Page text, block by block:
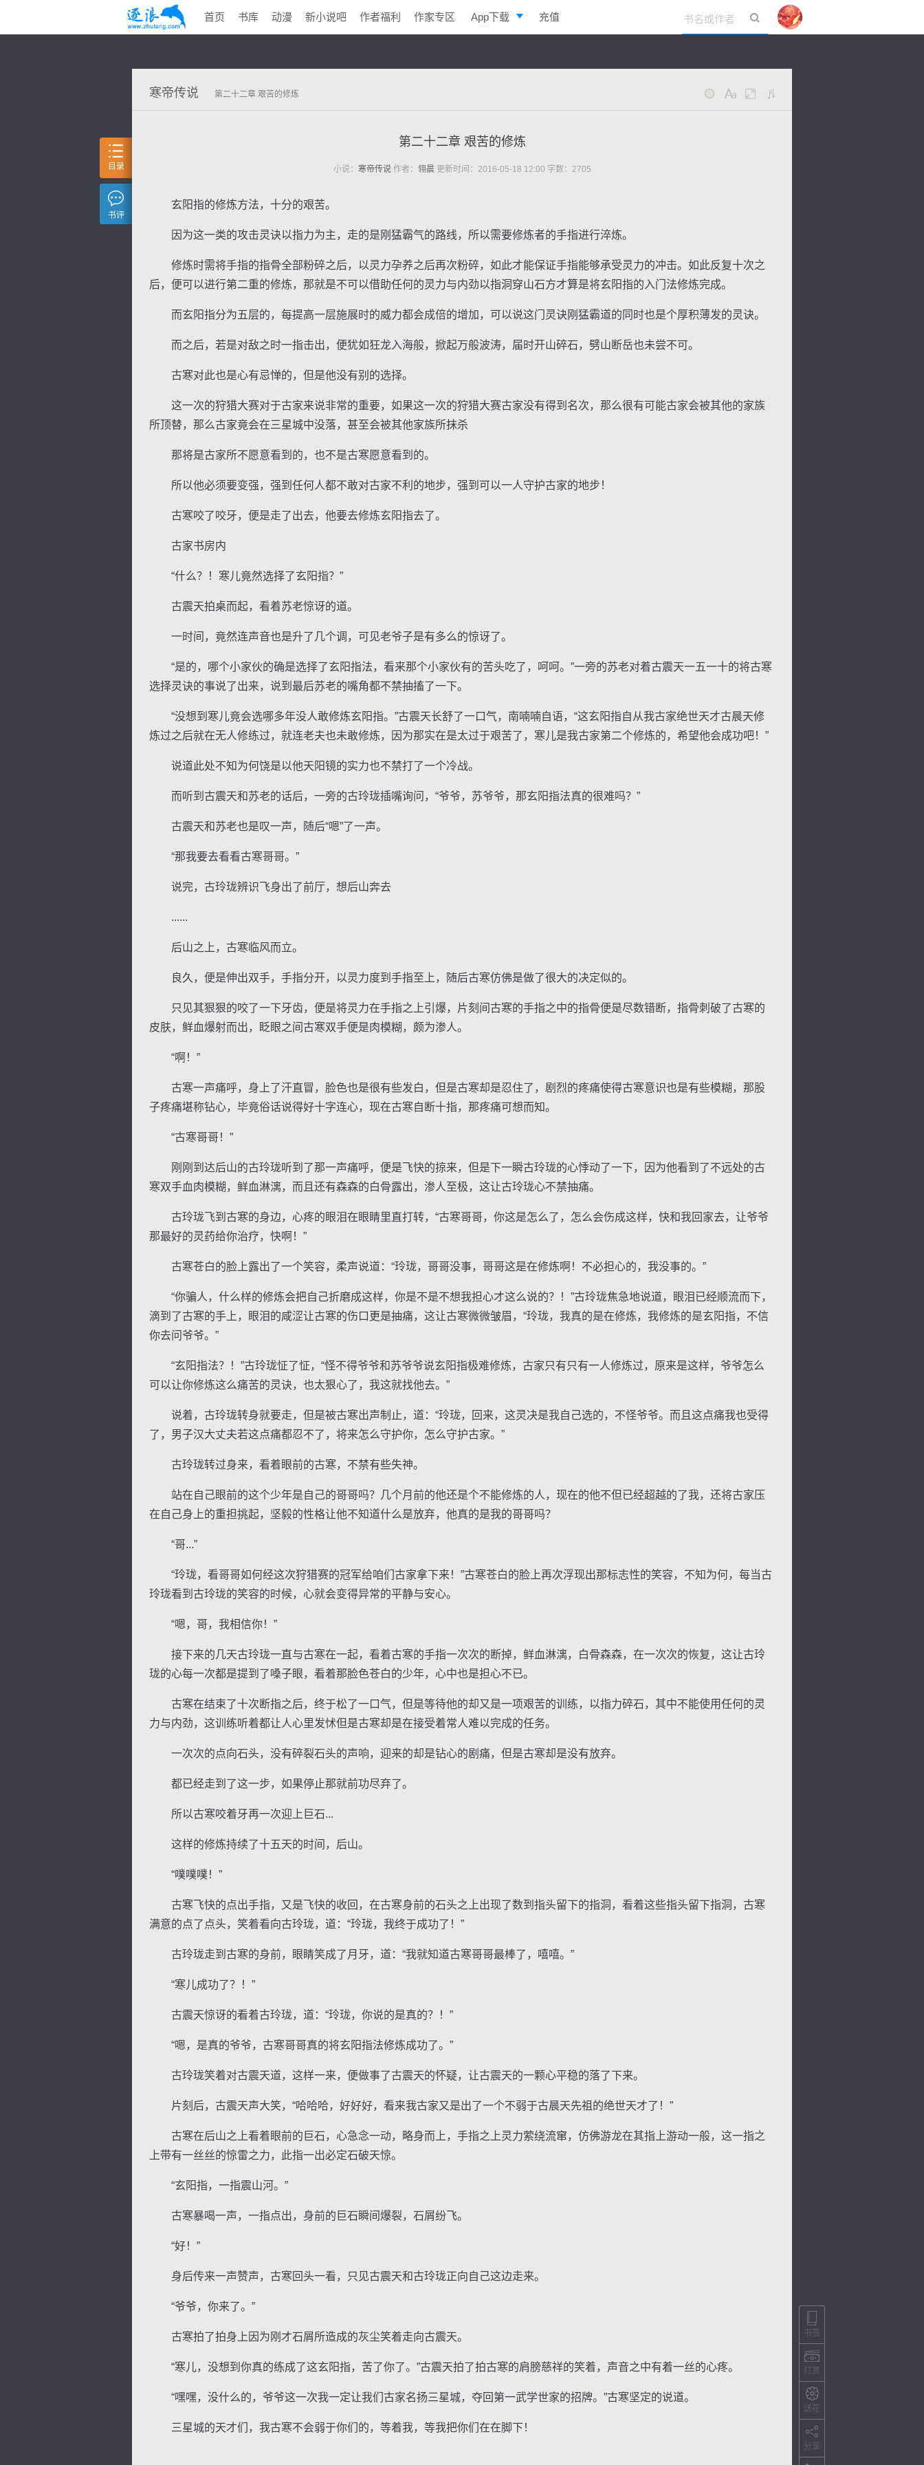
首页 书库 动漫 新小说吧 作者福利 作家专区 App下载 充值
寒帝传说 第二十二章 艰苦的修炼
号 度 动
第二十二章 艰苦的修炼
小说： 寒帝传说作者： 翎晨更新时间：2016-05-18 12:00 字数：2705
玄阳指的修炼方法，十分的艰苦。
因为这一类的攻击灵诀以指力为主，走的是刚猛霸气的路线，所以需要修炼者的手指进行淬炼。
修炼时需将手指的指骨全部粉碎之后，以灵力孕养之后再次粉碎，如此才能保证手指能够承受灵力的冲击。如此反复十次之
后，便可以进行第二重的修炼，那就是不可以借助任何的灵力与内劲以指洞穿山石方才算是将玄阳指的入门法修炼完成。
而玄阳指分为五层的，每提高一层施展时的威力都会成倍的增加，可以说这门灵诀刚猛霸道的同时也是个厚积薄发的灵诀。
而之后，若是对敌之时一指击出，便犹如狂龙入海般，掀起万般波涛，届时开山碎石，劈山断岳也未尝不可。
古寒对此也是心有忌惮的，但是他没有别的选择。
这一次的狩猎大赛对于古家来说非常的重要，如果这一次的狩猎大赛古家没有得到名次，那么很有可能古家会被其他的家族
所顶替，那么古家竟会在三星城中没落，甚至会被其他家族所抹杀
那将是古家所不愿意看到的，也不是古寒愿意看到的。
所以他必须要变强，强到任何人都不敢对古家不利的地步，强到可以一人守护古家的地步！
古寒咬了咬牙，便是走了出去，他要去修炼玄阳指去了。
古家书房内
“什么？！寒儿竟然选择了玄阳指？”
古震天拍桌而起，看着苏老惊讶的道。
一时间，竟然连声音也是升了几个调，可见老爷子是有多么的惊讶了。
“是的，哪个小家伙的确是选择了玄阳指法，看来那个小家伙有的苦头吃了，呵呵。”一旁的苏老对着古震天一五一十的将古寒
选择灵诀的事说了出来，说到最后苏老的嘴角都不禁抽搐了一下。
“没想到寒儿竟会选哪多年没人敢修炼玄阳指。”古震天长舒了一口气，南喃喃自语，“这玄阳指自从我古家绝世天才古晨天修
炼过之后就在无人修练过，就连老夫也未敢修炼，因为那实在是太过于艰苦了，寒儿是我古家第二个修炼的，希望他会成功吧！”
说道此处不知为何饶是以他天阳镜的实力也不禁打了一个冷战。
而听到古震天和苏老的话后，一旁的古玲珑插嘴询问，“爷爷，苏爷爷，那玄阳指法真的很难吗？”
古震天和苏老也是叹一声，随后“嗯”了一声。
“那我要去看看古寒哥哥。”
说完，古玲珑辨识飞身出了前厅，想后山奔去
......
后山之上，古寒临风而立。
良久，便是伸出双手，手指分开，以灵力度到手指至上，随后古寒仿佛是做了很大的决定似的。
只见其狠狠的咬了一下牙齿，便是将灵力在手指之上引爆，片刻间古寒的手指之中的指骨便是尽数错断，指骨刺破了古寒的
皮肤，鲜血爆射而出，眨眼之间古寒双手便是肉模糊，颇为渗人。
“啊！”
古寒一声痛呼，身上了汗直冒，脸色也是很有些发白，但是古寒却是忍住了，剧烈的疼痛使得古寒意识也是有些模糊，那股
子疼痛堪称钻心，毕竟俗话说得好十字连心，现在古寒自断十指，那疼痛可想而知。
“古寒哥哥！”
刚刚到达后山的古玲珑听到了那一声痛呼，便是飞快的掠来，但是下一瞬古玲珑的心悸动了一下，因为他看到了不远处的古
寒双手血肉模糊，鲜血淋漓，而且还有森森的白骨露出，渗人至极，这让古玲珑心不禁抽痛。
古玲珑飞到古寒的身边，心疼的眼泪在眼睛里直打转，“古寒哥哥，你这是怎么了，怎么会伤成这样，快和我回家去，让爷爷
那最好的灵药给你治疗，快啊！”
古寒苍白的脸上露出了一个笑容，柔声说道：“玲珑，哥哥没事，哥哥这是在修炼啊！不必担心的，我没事的。”
“你骗人，什么样的修炼会把自己折磨成这样，你是不是不想我担心才这么说的？！”古玲珑焦急地说道，眼泪已经顺流而下，
滴到了古寒的手上，眼泪的咸涩让古寒的伤口更是抽痛，这让古寒微微皱眉，“玲珑，我真的是在修炼，我修炼的是玄阳指，不信
你去问爷爷。”
“玄阳指法？！”古玲珑怔了怔，“怪不得爷爷和苏爷爷说玄阳指极难修炼，古家只有只有一人修炼过，原来是这样，爷爷怎么
可以让你修炼这么痛苦的灵诀，也太狠心了，我这就找他去。”
说着，古玲珑转身就要走，但是被古寒出声制止，道：“玲珑，回来，这灵决是我自己选的，不怪爷爷。而且这点痛我也受得
了，男子汉大丈夫若这点痛都忍不了，将来怎么守护你，怎么守护古家。”
古玲珑转过身来，看着眼前的古寒，不禁有些失神。
站在自己眼前的这个少年是自己的哥哥吗？几个月前的他还是个不能修炼的人，现在的他不但已经超越的了我，还将古家压
在自己身上的重担挑起，坚毅的性格让他不知道什么是放弃，他真的是我的哥哥吗？
“哥...”
“玲珑，看哥哥如何经这次狩猎赛的冠军给咱们古家拿下来！”古寒苍白的脸上再次浮现出那标志性的笑容，不知为何，每当古
玲珑看到古玲珑的笑容的时候，心就会变得异常的平静与安心。
“嗯，哥，我相信你！”
接下来的几天古玲珑一直与古寒在一起，看着古寒的手指一次次的断掉，鲜血淋漓，白骨森森，在一次次的恢复，这让古玲
珑的心每一次都是提到了嗓子眼，看着那脸色苍白的少年，心中也是担心不已。
古寒在结束了十次断指之后，终于松了一口气，但是等待他的却又是一项艰苦的训练，以指力碎石，其中不能使用任何的灵
力与内劲，这训练听着都让人心里发怵但是古寒却是在接受着常人难以完成的任务。
一次次的点向石头，没有碎裂石头的声响，迎来的却是钻心的剧痛，但是古寒却是没有放弃。
都已经走到了这一步，如果停止那就前功尽弃了。
所以古寒咬着牙再一次迎上巨石...
这样的修炼持续了十五天的时间，后山。
“噗噗噗！”
古寒飞快的点出手指，又是飞快的收回，在古寒身前的石头之上出现了数到指头留下的指洞，看着这些指头留下指洞，古寒
满意的点了点头，笑着看向古玲珑，道：“玲珑，我终于成功了！”
古玲珑走到古寒的身前，眼睛笑成了月牙，道：“我就知道古寒哥哥最棒了，嘻嘻。”
“寒儿成功了？！”
古震天惊讶的看着古玲珑，道：“玲珑，你说的是真的？！”
“嗯，是真的爷爷，古寒哥哥真的将玄阳指法修炼成功了。”
古玲珑笑着对古震天道，这样一来，便做事了古震天的怀疑，让古震天的一颗心平稳的落了下来。
片刻后，古震天声大笑，“哈哈哈，好好好，看来我古家又是出了一个不弱于古晨天先祖的绝世天才了！”
古寒在后山之上看着眼前的巨石，心急念一动，略身而上，手指之上灵力萦绕流窜，仿佛游龙在其指上游动一般，这一指之
上带有一丝丝的惊雷之力，此指一出必定石破天惊。
“玄阳指，一指震山河。”
古寒暴喝一声，一指点出，身前的巨石瞬间爆裂，石屑纷飞。
“好！”
身后传来一声赞声，古寒回头一看，只见古震天和古玲珑正向自己这边走来。
“爷爷，你来了。”
古寒拍了拍身上因为刚才石屑所造成的灰尘笑着走向古震天。
“寒儿，没想到你真的练成了这玄阳指，苦了你了。”古震天拍了拍古寒的肩膀慈祥的笑着，声音之中有着一丝的心疼。
“嘿嘿，没什么的，爷爷这一次我一定让我们古家名扬三星城，夺回第一武学世家的招牌。”古寒坚定的说道。
三星城的天才们，我古寒不会弱于你们的，等着我，等我把你们在在脚下！
目录
书评
书签
打赏
送花
分享